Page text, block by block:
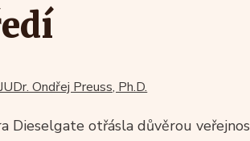
JUDr. Ondřej Preuss, Ph.D.
Dieselgate otřásla důvěrou